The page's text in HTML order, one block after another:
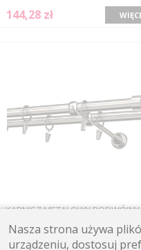
144,28 zł
KARNISZ METALOWY PODWÓJNY
Podwójny klasyczny ścienny
Nasza strona używa
urządzeniu, dostosuj